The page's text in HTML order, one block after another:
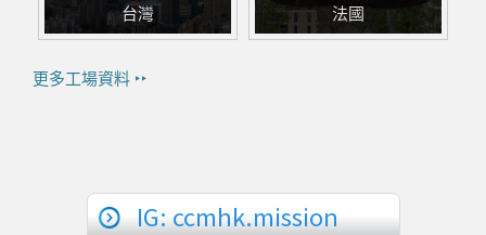
台灣 法國
更多工場資料 ‣‣
IG: ccmhk.mission